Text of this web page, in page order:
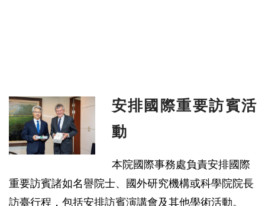
安排國際重要訪賓活
動
本院國際事務處負責安排國際
重要訪賓諸如名譽院士、國外研究機構或科學院院長
訪臺行程，包括安排訪賓演講會及其他學術活動。